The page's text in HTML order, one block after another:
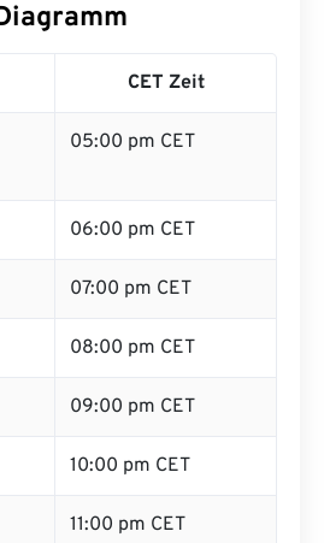
CET Zeit
05:00 pm CET
06:00 pm CET
07:00 pm CET
08:00 pm CET
09:00 pm CET
10:00 pm CET
11:00 pm CET